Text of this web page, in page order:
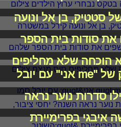
סטטיק, בן אל ונועה
את סודות בית הספר
אלישע 3 היא הוכחה שלא מחליפים
לפני כולם: הצצה לפרק של "me אני" עם יובל
סדרות נוער נראה
איבגי בפרימיירת